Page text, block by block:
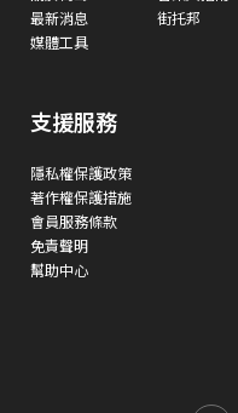
最新消息
媒體工具
街托邦
支援服務
隱私權保護政策
著作權保護措施
會員服務條款
免責聲明
幫助中心